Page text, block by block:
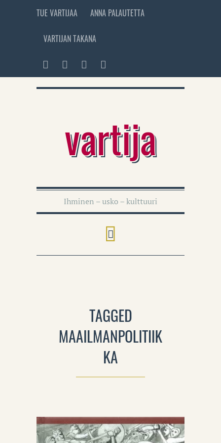
TUE VARTIJAA ANNA PALAUTETTA
VARTIJAN TAKANA
vartija
Ihminen – usko – kulttuuri
TAGGED
MAAILMANPOLITIIK
KA